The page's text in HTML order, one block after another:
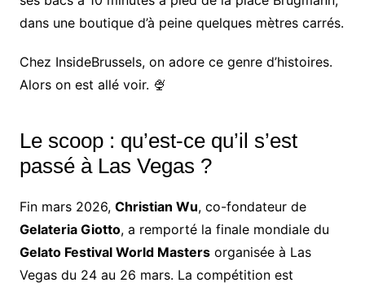
dans une boutique d’à peine quelques mètres carrés.
Chez InsideBrussels, on adore ce genre d’histoires.
Alors on est allé voir. 🍨
Le scoop : qu’est-ce qu’il s’est
passé à Las Vegas ?
Fin mars 2026, Christian Wu, co-fondateur de
Gelateria Giotto, a remporté la finale mondiale du
Gelato Festival World Mastersorganisée à Las
Vegas du 24 au 26 mars. La compétition est